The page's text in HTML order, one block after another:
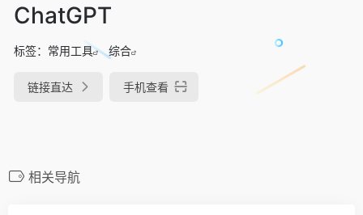
ChatGPT
标签： 常用工具 综合
链接直达 手机查看
相关导航